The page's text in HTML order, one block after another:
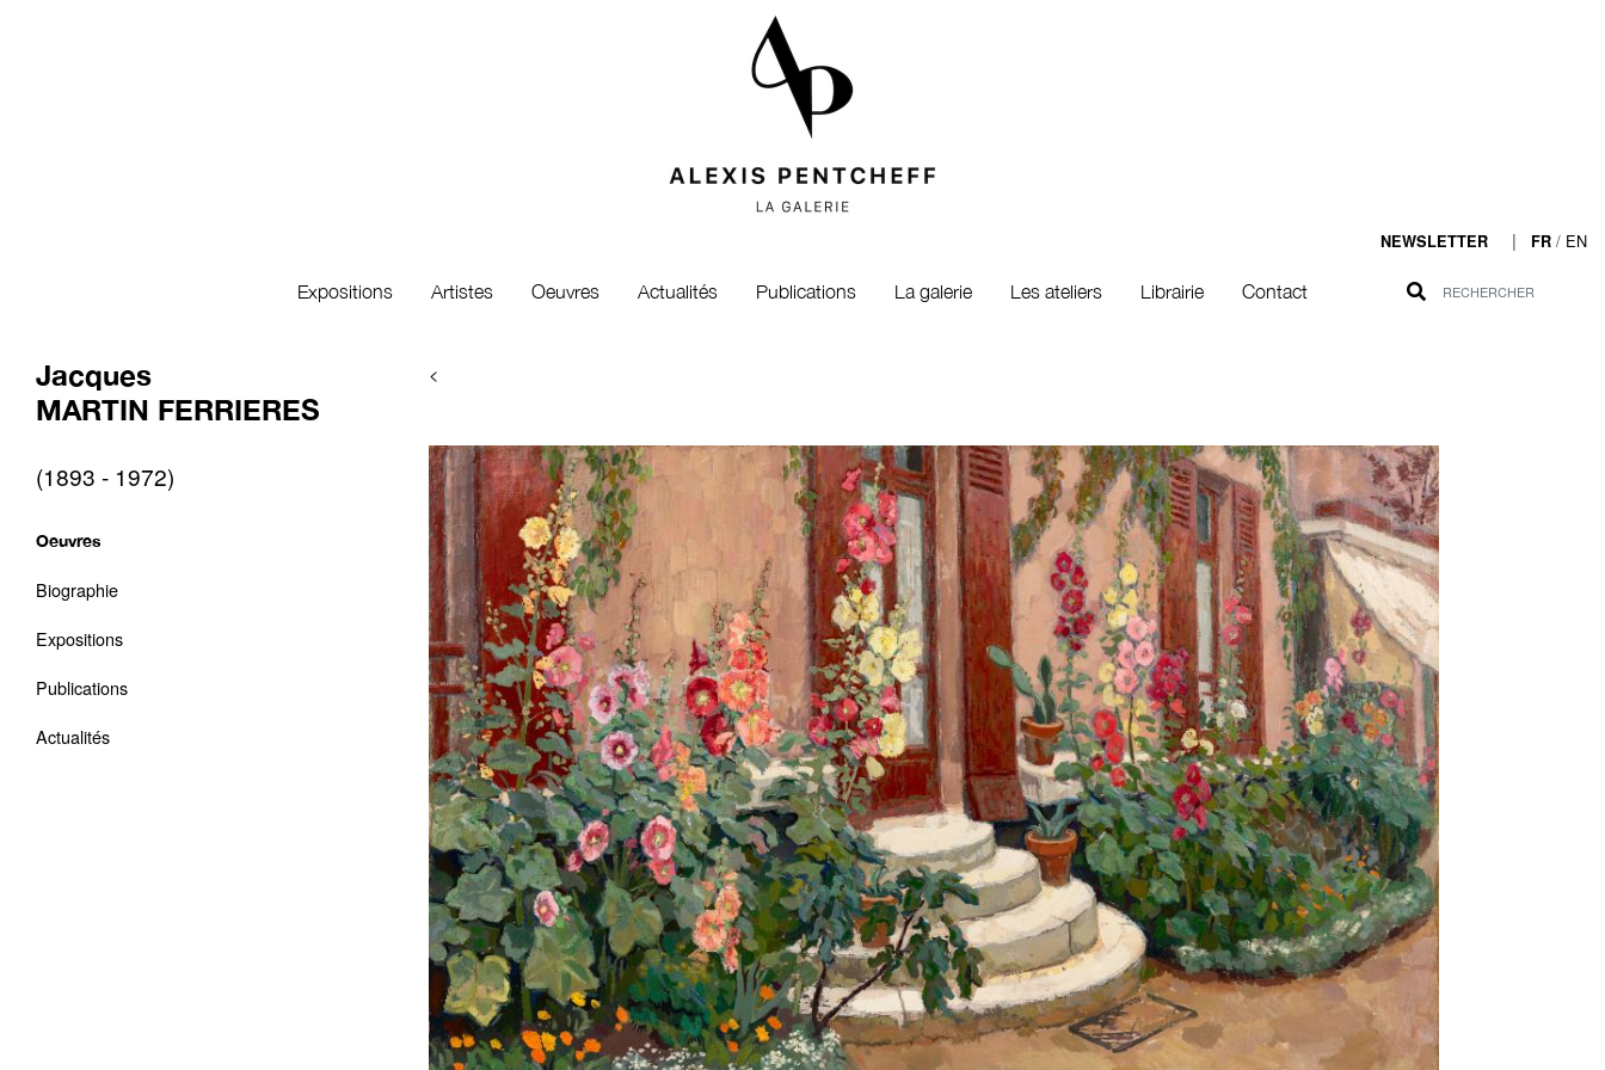
NEWSLETTER | FR / EN
Expositions Artistes Oeuvres Actualités Publications La galerie Les ateliers Librairie Contact
Jacques
MARTIN FERRIERES
(1893 - 1972)
Oeuvres
Biographie
Expositions
Publications
Actualités
<